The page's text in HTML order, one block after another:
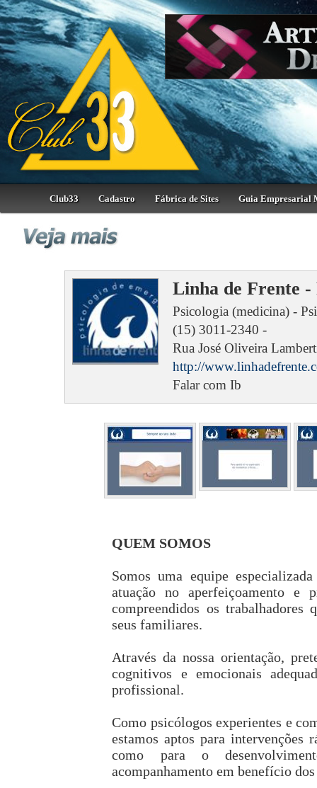
Club33 Cadastro Fábrica de Sites Guia Empresarial
Linha de Frente -
Psicologia (medicina) -
(15) 3011-2340 -
Rua José Oliveira
http://
Falar com Ib
QUEM SOMOS
Somos uma equipe
atuação no aperfeiçoamento e
compreendidos os trabalhadores
seus familiares.
Através da nossa orientação,
cognitivos e emocionais
profissional.
Como psicólogos experientes e
estamos aptos para intervenções
como para o
acompanhamento em benefício